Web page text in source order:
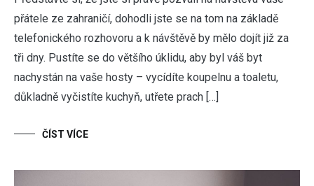
přátele ze zahraničí, dohodli jste se na tom na základě
telefonického rozhovoru a k návštěvě by mělo dojít již za
tři dny. Pustíte se do většího úklidu, aby byl váš byt
nachystán na vaše hosty – vycídíte koupelnu a toaletu,
důkladně vyčistíte kuchyň, utřete prach […]
ČÍST VÍCE